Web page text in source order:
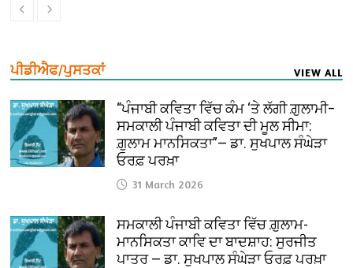
ਪੀਡੀਐਫ/ਪੁਸਤਕਾਂ VIEW ALL
“ਪੰਜਾਬੀ ਕਵਿਤਾ ਵਿੱਚ ਕੰਮ ‘ਤੇ ਲੱਗੀ ਗ਼ੁਲਾਮੀ–
ਸਮਕਾਲੀ ਪੰਜਾਬੀ ਕਵਿਤਾ ਦੀ ਮੂਲ ਸੀਮਾ:
ਗ਼ੁਲਾਮ ਮਾਨਸਿਕਤਾ”— ਡਾ. ਸੁਖਪਾਲ ਸੰਘੇੜਾ
ਓਰਫ਼ ਪਰਖ਼ਾ
31 March 2026
ਸਮਕਾਲੀ ਪੰਜਾਬੀ ਕਵਿਤਾ ਵਿੱਚ ਗ਼ੁਲਾਮ-
ਮਾਨਸਿਕਤਾ ਕਾਵਿ ਦਾ ਬਾਦਸ਼ਾਹ: ਸੁਰਜੀਤ
ਪਾਤਰ — ਡਾ. ਸੁਖਪਾਲ ਸੰਘੇੜਾ ਓਰਫ਼ ਪਰਖ਼ਾ